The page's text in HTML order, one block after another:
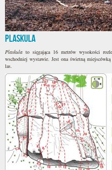
Plaskula
Plaskula to sięgająca 16 metrów wysokości
wschodniej wystawie. Jest ona świetną
las.